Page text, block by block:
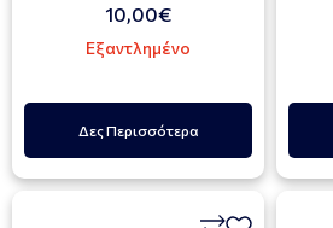
10,00€
Εξαντλημένο
Δες Περισσότερα